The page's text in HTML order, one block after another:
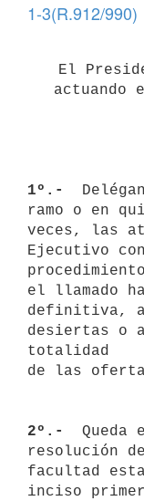
1-3(R.912/990)
El
actuando
1º.-
ramo o en
veces, las
Ejecutivo
el llamado
definitiva, a
desiertas o
totalidad
de las
2º.-
Queda
resolución
facultad
inciso